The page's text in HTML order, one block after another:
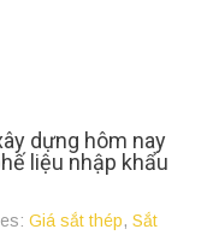
dựng hôm nay
liệu nhập khẩu
Giá sắt thép, Sắt